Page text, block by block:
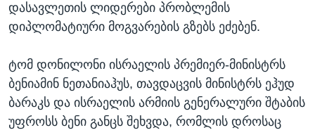
დასავლეთის ლიდერები პრობლემის
დიპლომატიური მოგვარების გზებს ეძებენ.
ტომ დონილონი ისრაელის პრემიერ-მინისტრს
ბენიამინ ნეთანიაჰუს, თავდაცვის მინისტრს ეჰუდ
ბარაკს და ისრაელის არმიის გენერალური შტაბის
უფროსს ბენი განცს შეხვდა, რომლის დროსაც